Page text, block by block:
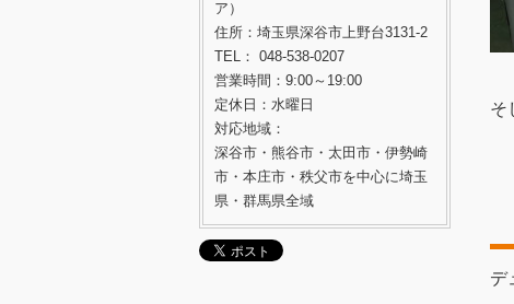
ア）
住所：埼玉県深谷市上野台3131-2
TEL： 048-538-0207
営業時間：9:00～19:00
定休日：水曜日
対応地域：
深谷市・熊谷市・太田市・伊勢崎
市・本庄市・秩父市を中心に埼玉
県・群馬県全域
そ
デ